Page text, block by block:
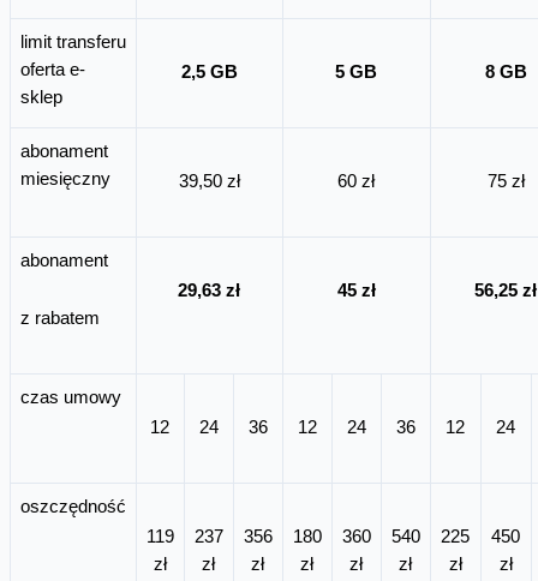
limit transferu
oferta e-
sklep
2,5 GB 5 GB 8 GB
abonament
miesięczny
39,50 zł 60 zł 75 zł
abonament
z rabatem
29,63 zł 45 zł 56,25 zł
czas umowy
12
24 36 12 24 36 12 24
oszczędność
119
zł
237
zł
356
zł
180
zł
360
zł
540
zł
225
zł
450
zł